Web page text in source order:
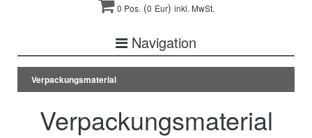
0 Pos.(0 Eur) inkl. MwSt.
Navigation
Verpackungsmaterial
Verpackungsmaterial